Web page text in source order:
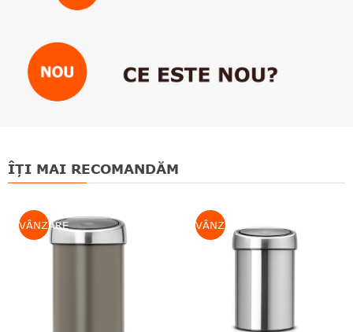
ÎȚI MAI RECOMANDĂM
VÂNZARE VÂNZARE